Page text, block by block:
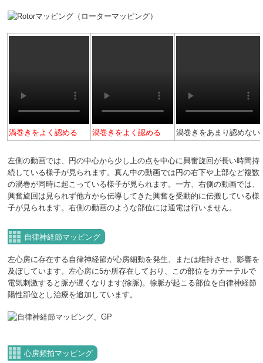
渦巻きをよく認める 渦巻きをよく認める 渦巻きをあまり認めない
左側の動画では、円の中心から少し上の点を中心に興奮旋回が長い時間持
続している様子が見られます。真ん中の動画では円の右下や上部など複数
の渦巻が同時に起こっている様子が見られます。一方、右側の動画では、
興奮旋回は見られず他方から伝導してきた興奮を受動的に伝搬している様
子が見られます。右側の動画のような部位には通電は行いません。
自律神経節マッピング
左心房に存在する自律神経節が心房細動を発生、または維持させ、影響を
及ぼしています。左心房に5か所存在しており、この部位をカテーテルで
電気刺激すると脈が遅くなります(徐脈)。徐脈が起こる部位を自律神経節
陽性部位とし治療を追加しています。
心房頻拍マッピング